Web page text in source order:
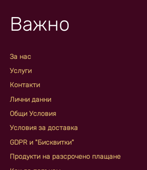
Важно
За нас
Услуги
Контакти
Лични данни
Общи Условия
Условия за доставка
GDPR и "Бисквитки"
Продукти на разсрочено плащане